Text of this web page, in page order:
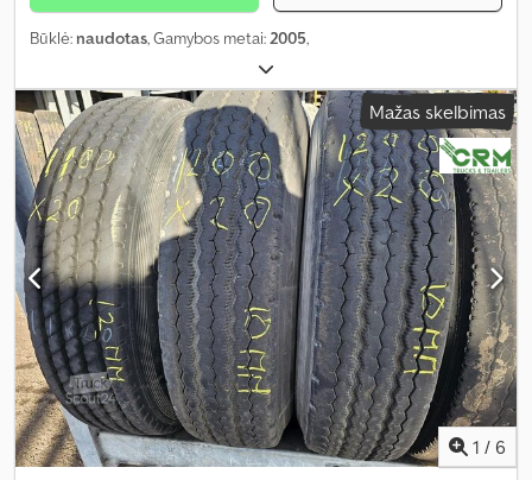
Būklė: naudotas, Gamybos metai:2005,
Mažas skelbimas
1 / 6